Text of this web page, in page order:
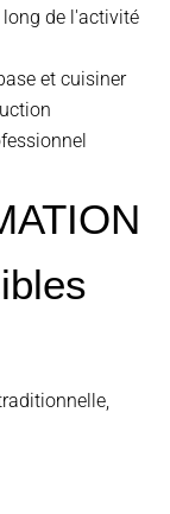
de l'activité
et cuisiner